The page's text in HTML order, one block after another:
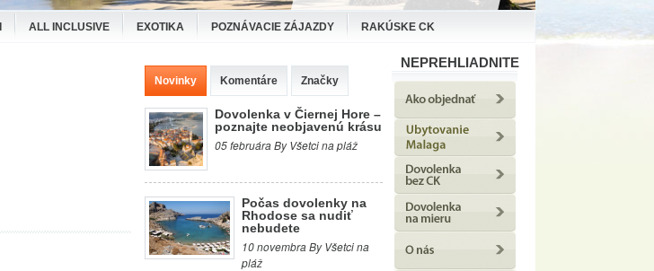
ALL INCLUSIVE EXOTIKA POZNÁVACIE ZÁJAZDY RAKÚSKE CK
Novinky Komentáre Značky
Dovolenka v Čiernej Hore –
poznajte neobjavenú krásu
05 februára By Všetci na pláž
Počas dovolenky na
Rhodose sa nudiť
nebudete
10 novembra By Všetci na
pláž
NEPREHLIADNITE